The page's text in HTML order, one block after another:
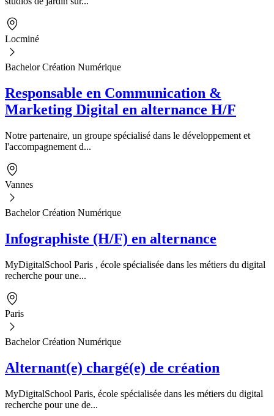
Locminé
Bachelor Création Numérique
Responsable en Communication &
Marketing Digital en alternance H/F
Notre partenaire, un groupe spécialisé dans le développement et
l'accompagnement d...
Vannes
Bachelor Création Numérique
Infographiste (H/F) en alternance
MyDigitalSchool Paris , école spécialisée dans les métiers du digital
recherche pour une...
Paris
Bachelor Création Numérique
Alternant(e) chargé(e) de création
MyDigitalSchool Paris, école spécialisée dans les métiers du digital
recherche pour une de...